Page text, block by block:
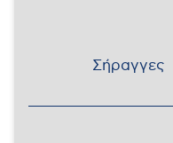
Σήραγγες